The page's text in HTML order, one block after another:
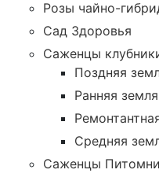
Розы чайно-
Сад Здоровья
Саженцы
Поздняя
Ранняя
Средняя
Саженцы